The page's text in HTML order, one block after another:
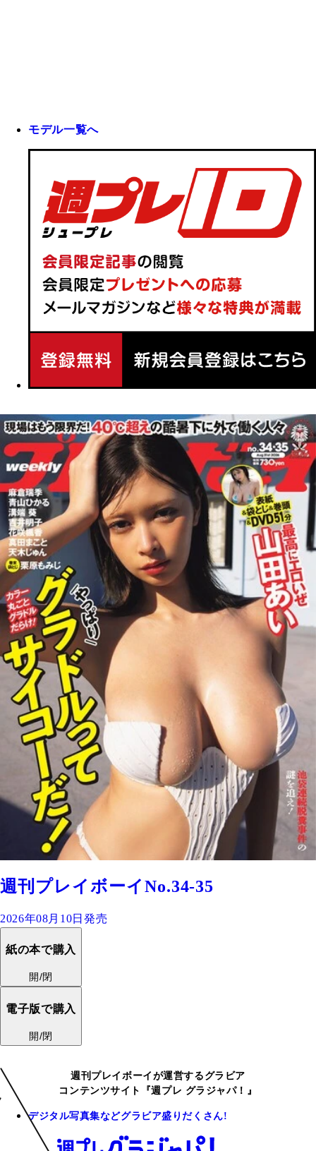
モデル一覧へ
週刊プレイボーイNo.34-35
2026年08月10日発売
紙の本で購入
開/閉
電子版で購入
開/閉
週刊プレイボーイが運営するグラビア
コンテンツサイト『週プレ グラジャパ！』
デジタル写真集などグラビア盛りだくさん!